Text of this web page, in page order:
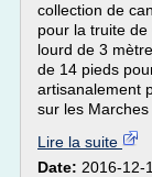
collection de
pour la truite
lourd de 3
de 14 pieds
artisanalement
sur les Marches
Lire la suite
Date: 2016-12-